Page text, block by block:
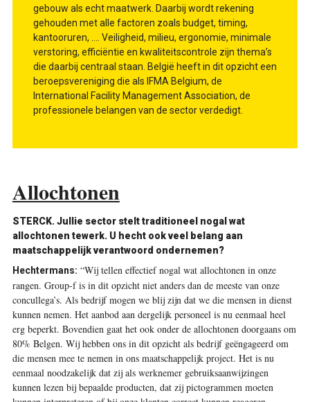
gebouw als echt maatwerk. Daarbij wordt rekening
gehouden met alle factoren zoals budget, timing,
kantooruren, .... Veiligheid, milieu, ergonomie, minimale
verstoring, efficiëntie en kwaliteitscontrole zijn thema’s
die daarbij centraal staan. België heeft in dit opzicht een
beroepsvereniging die als IFMA Belgium, de
International Facility Management Association, de
professionele belangen van de sector verdedigt.
Allochtonen
STERCK. Jullie sector stelt traditioneel nogal wat
allochtonen tewerk. U hecht ook veel belang aan
maatschappelijk verantwoord ondernemen?
Hechtermans: “Wij tellen effectief nogal wat allochtonen in onze
rangen. Group-f is in dit opzicht niet anders dan de meeste van onze
concullega’s. Als bedrijf mogen we blij zijn dat we die mensen in dienst
kunnen nemen. Het aanbod aan dergelijk personeel is nu eenmaal heel
erg beperkt. Bovendien gaat het ook onder de allochtonen doorgaans om
80% Belgen. Wij hebben ons in dit opzicht als bedrijf geëngageerd om
die mensen mee te nemen in ons maatschappelijk project. Het is nu
eenmaal noodzakelijk dat zij als werknemer gebruiksaanwijzingen
kunnen lezen bij bepaalde producten, dat zij pictogrammen moeten